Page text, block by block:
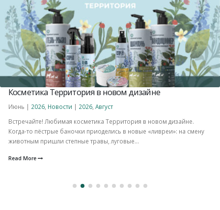
Косметика Территория в новом дизайне
Июнь | 2026 Новости | 2026 Август
Встречайте! Любимая косметика Территория в новом дизайне.
Когда-то пёстрые баночки приоделись в новые «ливреи»: на смену
животным пришли степные травы, луговые...
Read More